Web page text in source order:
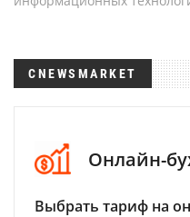
CNEWSMARKET
Онлайн-
Выбрать тариф на